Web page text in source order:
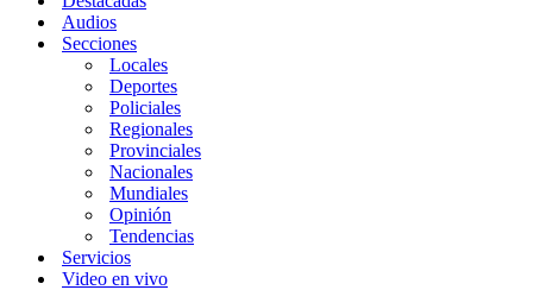
Audios
Secciones
Locales
Deportes
Policiales
Regionales
Provinciales
Nacionales
Mundiales
Opinión
Tendencias
Servicios
Video en vivo